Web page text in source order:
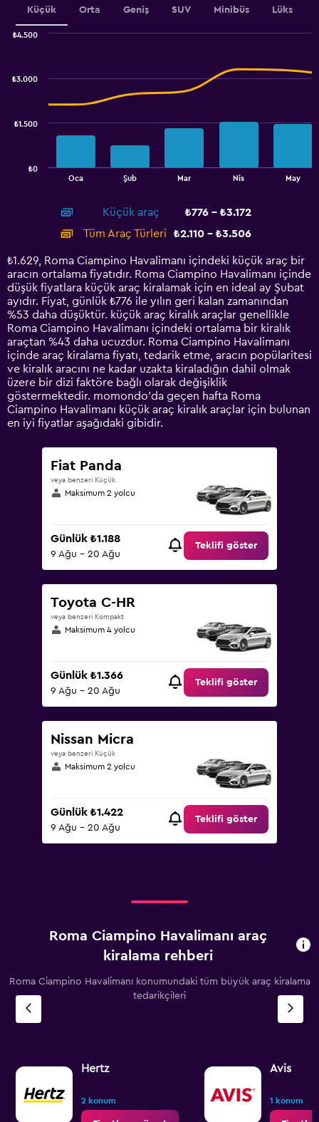
Y
displaying
500
Küçük Orta Geniş SUV Minibüs Lüks
categories.
14
categories.
The
chart
has
1
Y
axis
displaying
values.
Range:
0
to
4500.
Oca Şub Mar Nis May
₺0
₺1.500
₺3.000
₺4.500
Küçük araç
₺776 - ₺3.172
Tüm Araç Türleri
₺2.110 - ₺3.506
₺1.629, Roma Ciampino Havalimanı içindeki küçük araç bir
aracın ortalama fiyatıdır. Roma Ciampino Havalimanı içinde
düşük fiyatlara küçük araç kiralamak için en ideal ay Şubat
ayıdır. Fiyat, günlük ₺776 ile yılın geri kalan zamanından
%53 daha düşüktür. küçük araç kiralık araçlar genellikle
Roma Ciampino Havalimanı içindeki ortalama bir kiralık
araçtan %43 daha ucuzdur. Roma Ciampino Havalimanı
içinde araç kiralama fiyatı, tedarik etme, aracın popülaritesi
ve kiralık aracını ne kadar uzakta kiraladığın dahil olmak
üzere bir dizi faktöre bağlı olarak değişiklik
göstermektedir. momondo'da geçen hafta Roma
Ciampino Havalimanı küçük araç kiralık araçlar için bulunan
en iyi fiyatlar aşağıdaki gibidir.
Fiat Panda
veya benzeri Küçük
Maksimum 2 yolcu
Günlük ₺1.188
9 Ağu - 20 Ağu
Teklifi göster
Toyota C-HR
veya benzeri Kompakt
Maksimum 4 yolcu
Günlük ₺1.366
9 Ağu - 20 Ağu
Teklifi göster
Nissan Micra
veya benzeri Küçük
Maksimum 2 yolcu
Günlük ₺1.422
9 Ağu - 20 Ağu
Teklifi göster
Roma Ciampino Havalimanı araç
kiralama rehberi
Roma Ciampino Havalimanı konumundaki tüm büyük araç kiralama
tedarikçileri
Hertz
2 konum
Avis
1 konum